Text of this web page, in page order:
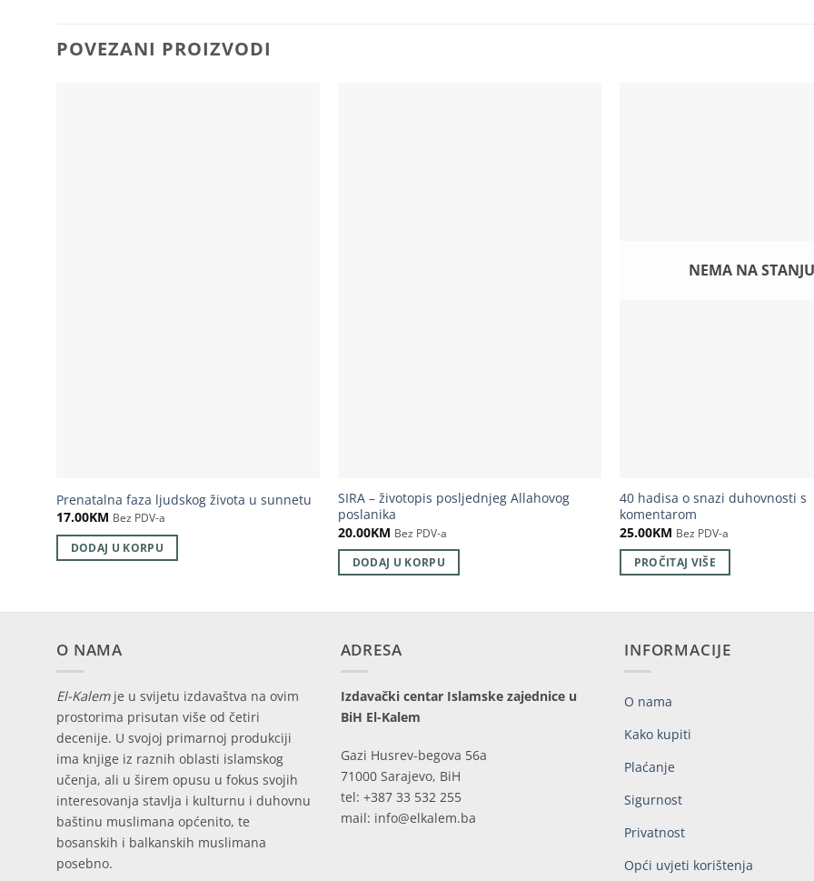
POVEZANI PROIZVODI
Prenatalna faza ljudskog života u sunnetu
17.00KM Bez PDV-a
DODAJ U KORPU
SIRA – životopis posljednjeg Allahovog
poslanika
20.00KM Bez PDV-a
DODAJ U KORPU
NEMA NA STANJU
40 hadisa o snazi duhovnosti s
komentarom
25.00KM Bez PDV-a
PROČITAJ VIŠE
O NAMA
El-Kalemje u svijetu izdavaštva na ovim
prostorima prisutan više od četiri
decenije. U svojoj primarnoj produkciji
ima knjige iz raznih oblasti islamskog
učenja, ali u širem opusu u fokus svojih
interesovanja stavlja i kulturnu i duhovnu
baštinu muslimana općenito, te
bosanskih i balkanskih muslimana
posebno.
ADRESA
Izdavački centar Islamske zajednice u
BiH El-Kalem
Gazi Husrev-begova 56a
71000 Sarajevo, BiH
tel: +387 33 532 255
mail: info@elkalem.ba
INFORMACIJE
O nama
Kako kupiti
Plaćanje
Sigurnost
Privatnost
Opći uvjeti korištenja